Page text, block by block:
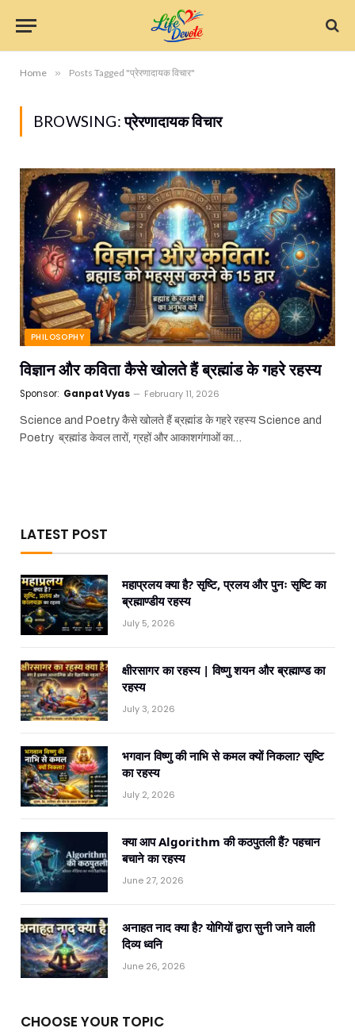
Home » Posts Tagged "प्रेरणादायक विचार"
BROWSING:प्रेरणादायक विचार
PHILOSOPHY
विज्ञान और कविता कैसे खोलते हैं ब्रह्मांड के गहरे रहस्य
Sponsor: Ganpat Vyas February 11, 2026
Science and Poetry कैसे खोलते हैं ब्रह्मांड के गहरे रहस्य Science and
Poetry ब्रह्मांड केवल तारों, ग्रहों और आकाशगंगाओं का…
LATEST POST
महाप्रलय क्या है? सृष्टि, प्रलय और पुनः सृष्टि का
ब्रह्माण्डीय रहस्य
July 5, 2026
क्षीरसागर का रहस्य | विष्णु शयन और ब्रह्माण्ड का
रहस्य
July 3, 2026
भगवान विष्णु की नाभि से कमल क्यों निकला? सृष्टि
का रहस्य
July 2, 2026
क्या आप Algorithm की कठपुतली हैं? पहचान
बचाने का रहस्य
June 27, 2026
अनाहत नाद क्या है? योगियों द्वारा सुनी जाने वाली
दिव्य ध्वनि
June 26, 2026
CHOOSE YOUR TOPIC